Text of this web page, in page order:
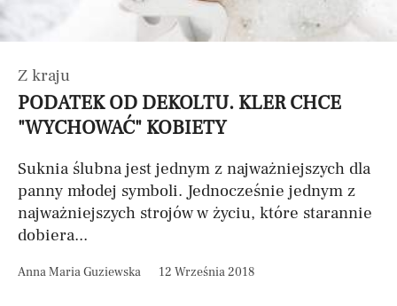
Z kraju
PODATEK OD DEKOLTU. KLER CHCE
"WYCHOWAĆ" KOBIETY
Suknia ślubna jest jednym z najważniejszych dla
panny młodej symboli. Jednocześnie jednym z
najważniejszych strojów w życiu, które starannie
dobiera...
Anna Maria Guziewska 12 Września 2018